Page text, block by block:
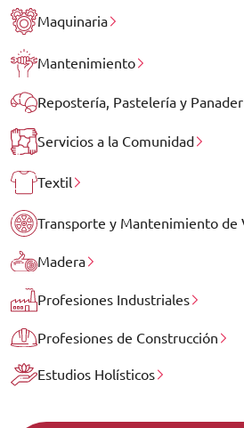
Maquinaria
Mantenimiento
Repostería, Pastelería y
Servicios a la Comunidad
Textil
Transporte y Mantenimiento de
Madera
Profesiones Industriales
Profesiones de Construcción
Estudios Holísticos